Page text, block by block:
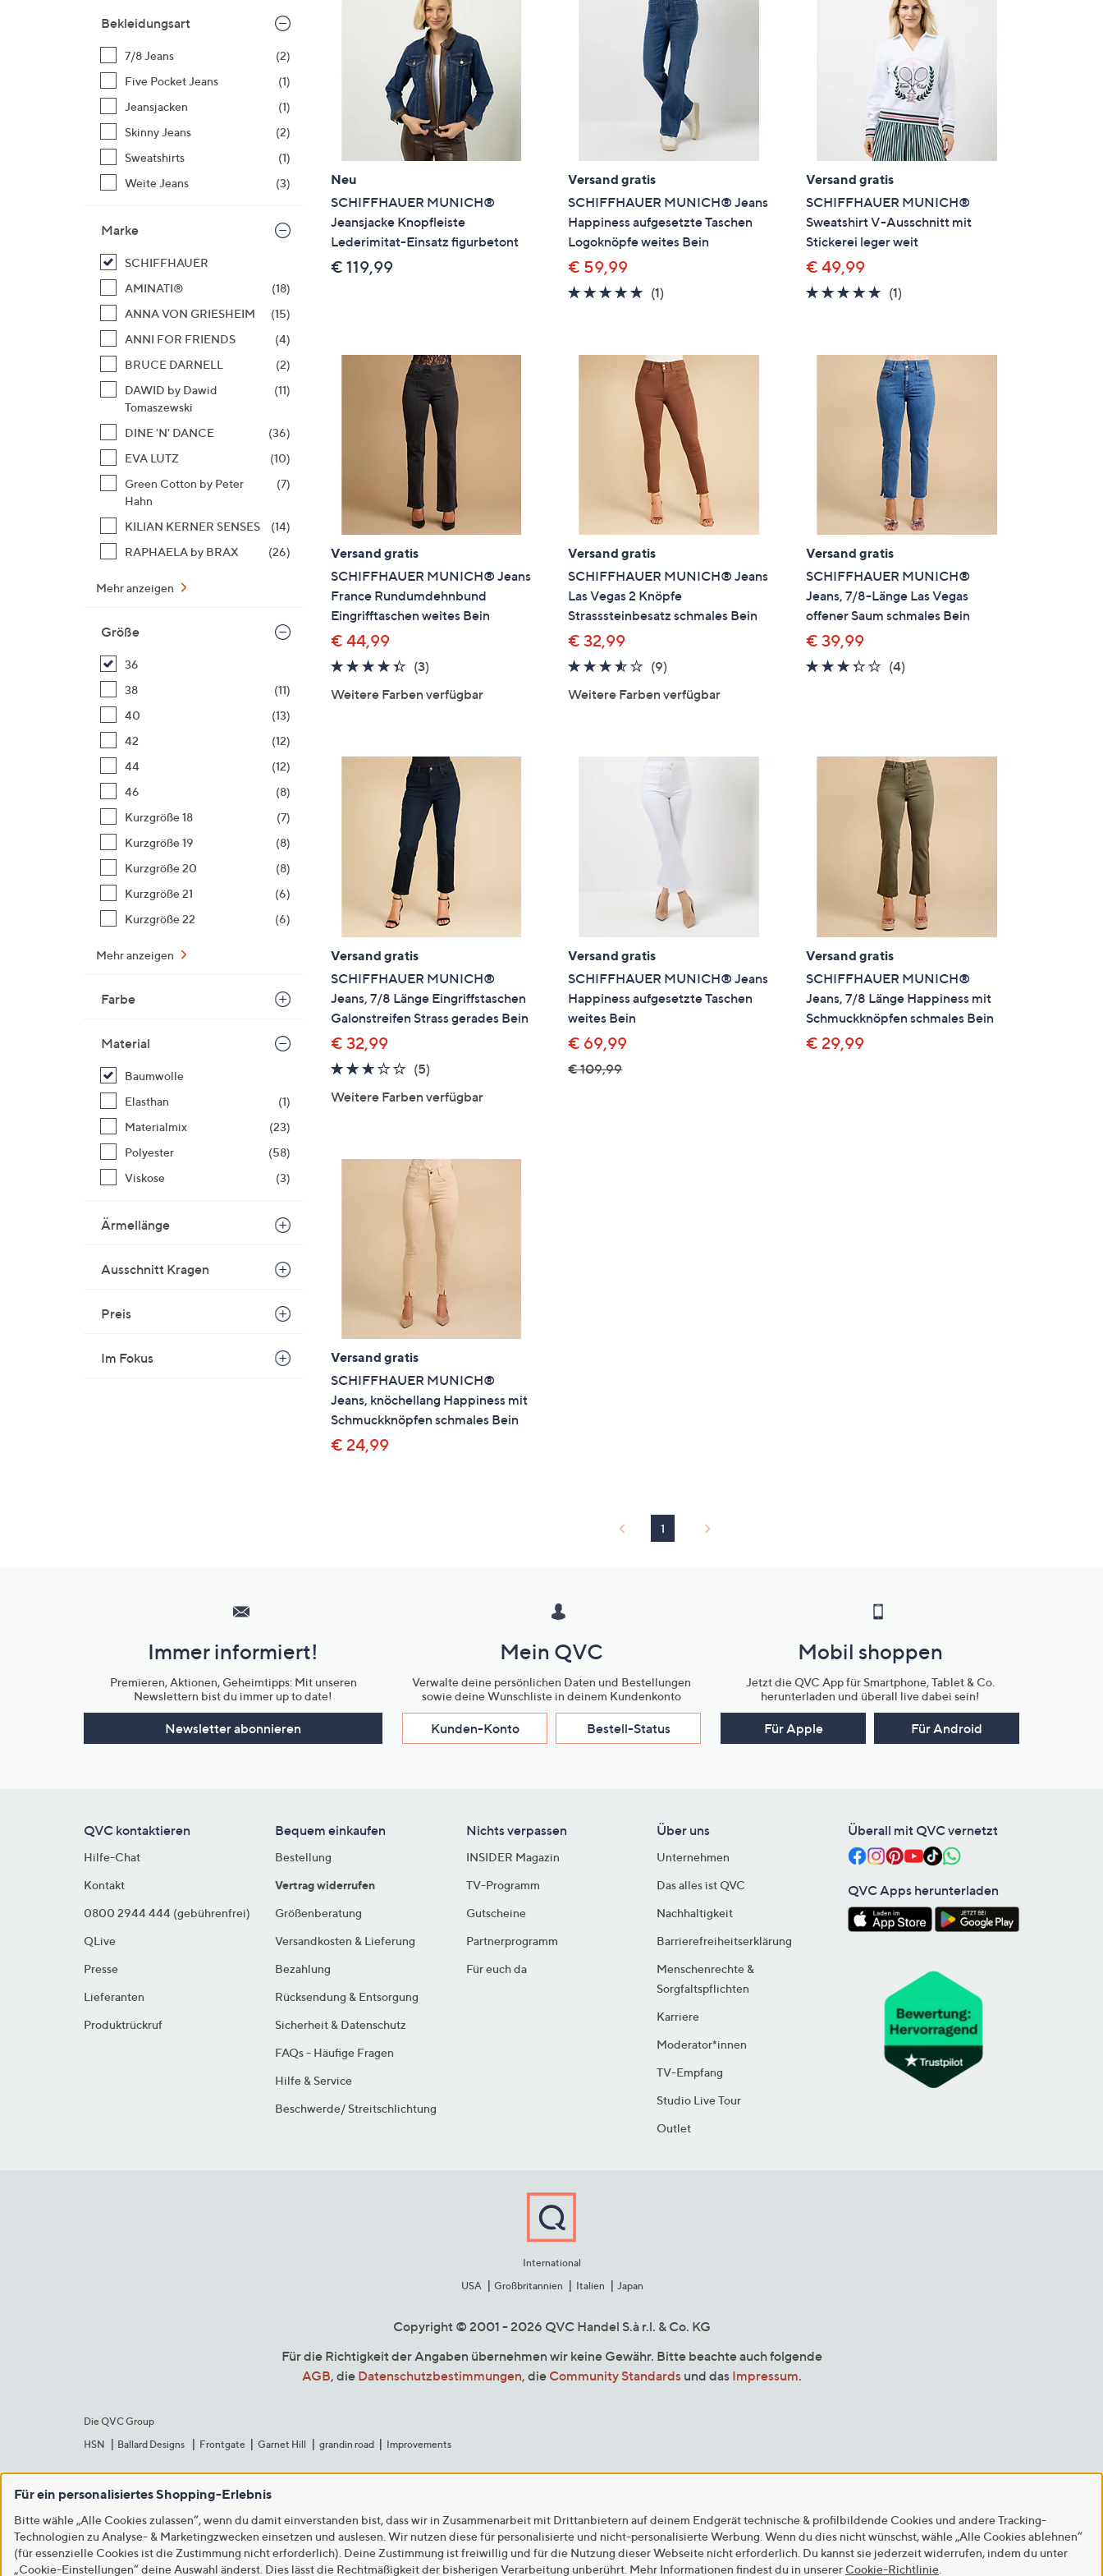
Geräten
um
diese
anzuzeigen.
Bekleidungsart
7/8 Jeans
(2)
Five Pocket Jeans
(1)
Jeansjacken
(1)
Skinny Jeans
(2)
Sweatshirts
(1)
Weite Jeans
(3)
Marke
SCHIFFHAUER
AMINATI®
(18)
ANNA VON GRIESHEIM
(15)
ANNI FOR FRIENDS
(4)
BRUCE DARNELL
(2)
DAWID by Dawid
Tomaszewski
(11)
DINE 'N' DANCE
(36)
EVA LUTZ
(10)
Green Cotton by Peter
Hahn
(7)
KILIAN KERNER SENSES
(14)
RAPHAELA by BRAX
(26)
Mehr anzeigen
Größe
36
38
(11)
40
(13)
42
(12)
44
(12)
46
(8)
Kurzgröße 18
(7)
Kurzgröße 19
(8)
Kurzgröße 20
(8)
Kurzgröße 21
(6)
Kurzgröße 22
(6)
Mehr anzeigen
Farbe
Material
Baumwolle
Elasthan
(1)
Materialmix
(23)
Polyester
(58)
Viskose
(3)
Ärmellänge
Ausschnitt Kragen
Preis
Im Fokus
Neu
SCHIFFHAUER MUNICH®
Jeansjacke Knopfleiste
Lederimitat-Einsatz figurbetont
€ 119,99
Versand gratis
SCHIFFHAUER MUNICH® Jeans
Happiness aufgesetzte Taschen
Logoknöpfe weites Bein
€ 59,99
5.0
(1)
Versand gratis
SCHIFFHAUER MUNICH®
Sweatshirt V-Ausschnitt mit
Stickerei leger weit
€ 49,99
5.0
(1)
Versand gratis
SCHIFFHAUER MUNICH® Jeans
France Rundumdehnbund
Eingrifftaschen weites Bein
€ 44,99
4.3
(3)3
Weitere Farben verfügbar
Versand gratis
SCHIFFHAUER MUNICH® Jeans
Las Vegas 2 Knöpfe
Strasssteinbesatz schmales Bein
€ 32,99
3.4
(9)
Weitere Farben verfügbar
Versand gratis
SCHIFFHAUER MUNICH®
Jeans, 7/8-Länge Las Vegas
offener Saum schmales Bein
€ 39,99
3.2
(4)
Versand gratis
SCHIFFHAUER MUNICH®
Jeans, 7/8 Länge Eingriffstaschen
Galonstreifen Strass gerades Bein
€ 32,99
2.6
5
(5)5
Weitere Farben verfügbar
Versand gratis
SCHIFFHAUER MUNICH® Jeans
Happiness aufgesetzte Taschen
weites Bein
€ 69,99
€ 109,99
Versand gratis
SCHIFFHAUER MUNICH®
Jeans, 7/8 Länge Happiness mit
Schmuckknöpfen schmales Bein
€ 29,99
Versand gratis
SCHIFFHAUER MUNICH®
Jeans, knöchellang Happiness mit
Schmuckknöpfen schmales Bein
€ 24,99
1
Unternehmensinformationen
Immer informiert!
Premieren, Aktionen, Geheimtipps: Mit unseren
Newslettern bist du immer up to date!
Newsletter abonnieren
Mein QVC
Verwalte deine persönlichen Daten und Bestellungen
sowie deine Wunschliste in deinem Kundenkonto
Kunden-Konto Bestell-Status
Mobil shoppen
Jetzt die QVC App für Smartphone, Tablet & Co.
herunterladen und überall live dabei sein!
Für Apple Für Android
QVC kontaktieren
Hilfe-Chat
Kontakt
0800 2944 444 (gebührenfrei)
QLive
Presse
Lieferanten
Produktrückruf
Bequem einkaufen
Bestellung
Vertrag widerrufen
Größenberatung
Versandkosten & Lieferung
Bezahlung
Rücksendung & Entsorgung
Sicherheit & Datenschutz
FAQs - Häufige Fragen
Hilfe & Service
Beschwerde/ Streitschlichtung
Nichts verpassen
INSIDER Magazin
TV-Programm
Gutscheine
Partnerprogramm
Für euch da
Über uns
Unternehmen
Das alles ist QVC
Nachhaltigkeit
Barrierefreiheitserklärung
Menschenrechte &
Sorgfaltspflichten
Karriere
Moderator*innen
TV-Empfang
Studio Live Tour
Outlet
Überall mit QVC vernetzt
QVC Apps herunterladen
International
USA
Großbritannien Italien Japan
Copyright © 2001 - 2026 QVC Handel S.à r.l. & Co. KG
Für die Richtigkeit der Angaben übernehmen wir keine Gewähr. Bitte beachte auch folgende
AGB, die Datenschutzbestimmungen, die Community Standardsund das Impressum.
Die QVC Group
HSN
Ballard Designs Frontgate Garnet Hill grandin road Improvements
Für ein personalisiertes Shopping-Erlebnis
Bitte wähle „Alle Cookies zulassen“, wenn du damit einverstanden bist, dass wir in Zusammenarbeit mit Drittanbietern auf deinem Endgerät technische & profilbildende Cookies und andere Tracking-
Technologien zu Analyse- & Marketingzwecken einsetzen und auslesen. Wir nutzen diese für personalisierte und nicht-personalisierte Werbung. Wenn du dies nicht wünschst, wähle „Alle Cookies ablehnen“
(für essenzielle Cookies ist die Zustimmung nicht erforderlich). Deine Zustimmung ist freiwillig und für die Nutzung dieser Webseite nicht erforderlich. Du kannst sie jederzeit widerrufen, indem du unter
„Cookie-Einstellungen“ deine Auswahl änderst. Dies lässt die Rechtmäßigkeit der bisherigen Verarbeitung unberührt. Mehr Informationen findest du in unserer Cookie-Richtlinie